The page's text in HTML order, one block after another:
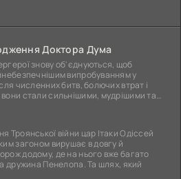
Доктора Дума
знову об'єднуються, щоб
випробуванням у
численних битв, болючих втрат і
стали сильнішими, мудрішими та
Троянської війни цар Ітаки Одіссей
загоном вирушає в довгу й
додому, де на нього вже багато
дружина Пенелопа. Та шлях, який